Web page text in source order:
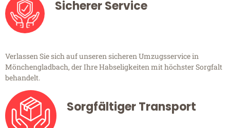
Sicherer Service
Verlassen Sie sich auf unseren sicheren Umzugsservice in
Mönchengladbach, der Ihre Habseligkeiten mit höchster Sorgfalt
behandelt.
Sorgfältiger Transport